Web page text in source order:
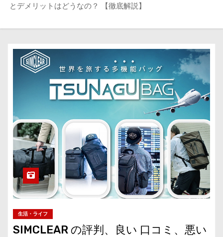
とデメリットはどうなの？ 【徹底解説】
生活・ライフ
SIMCLEAR の評判、良い 口コミ、悪い